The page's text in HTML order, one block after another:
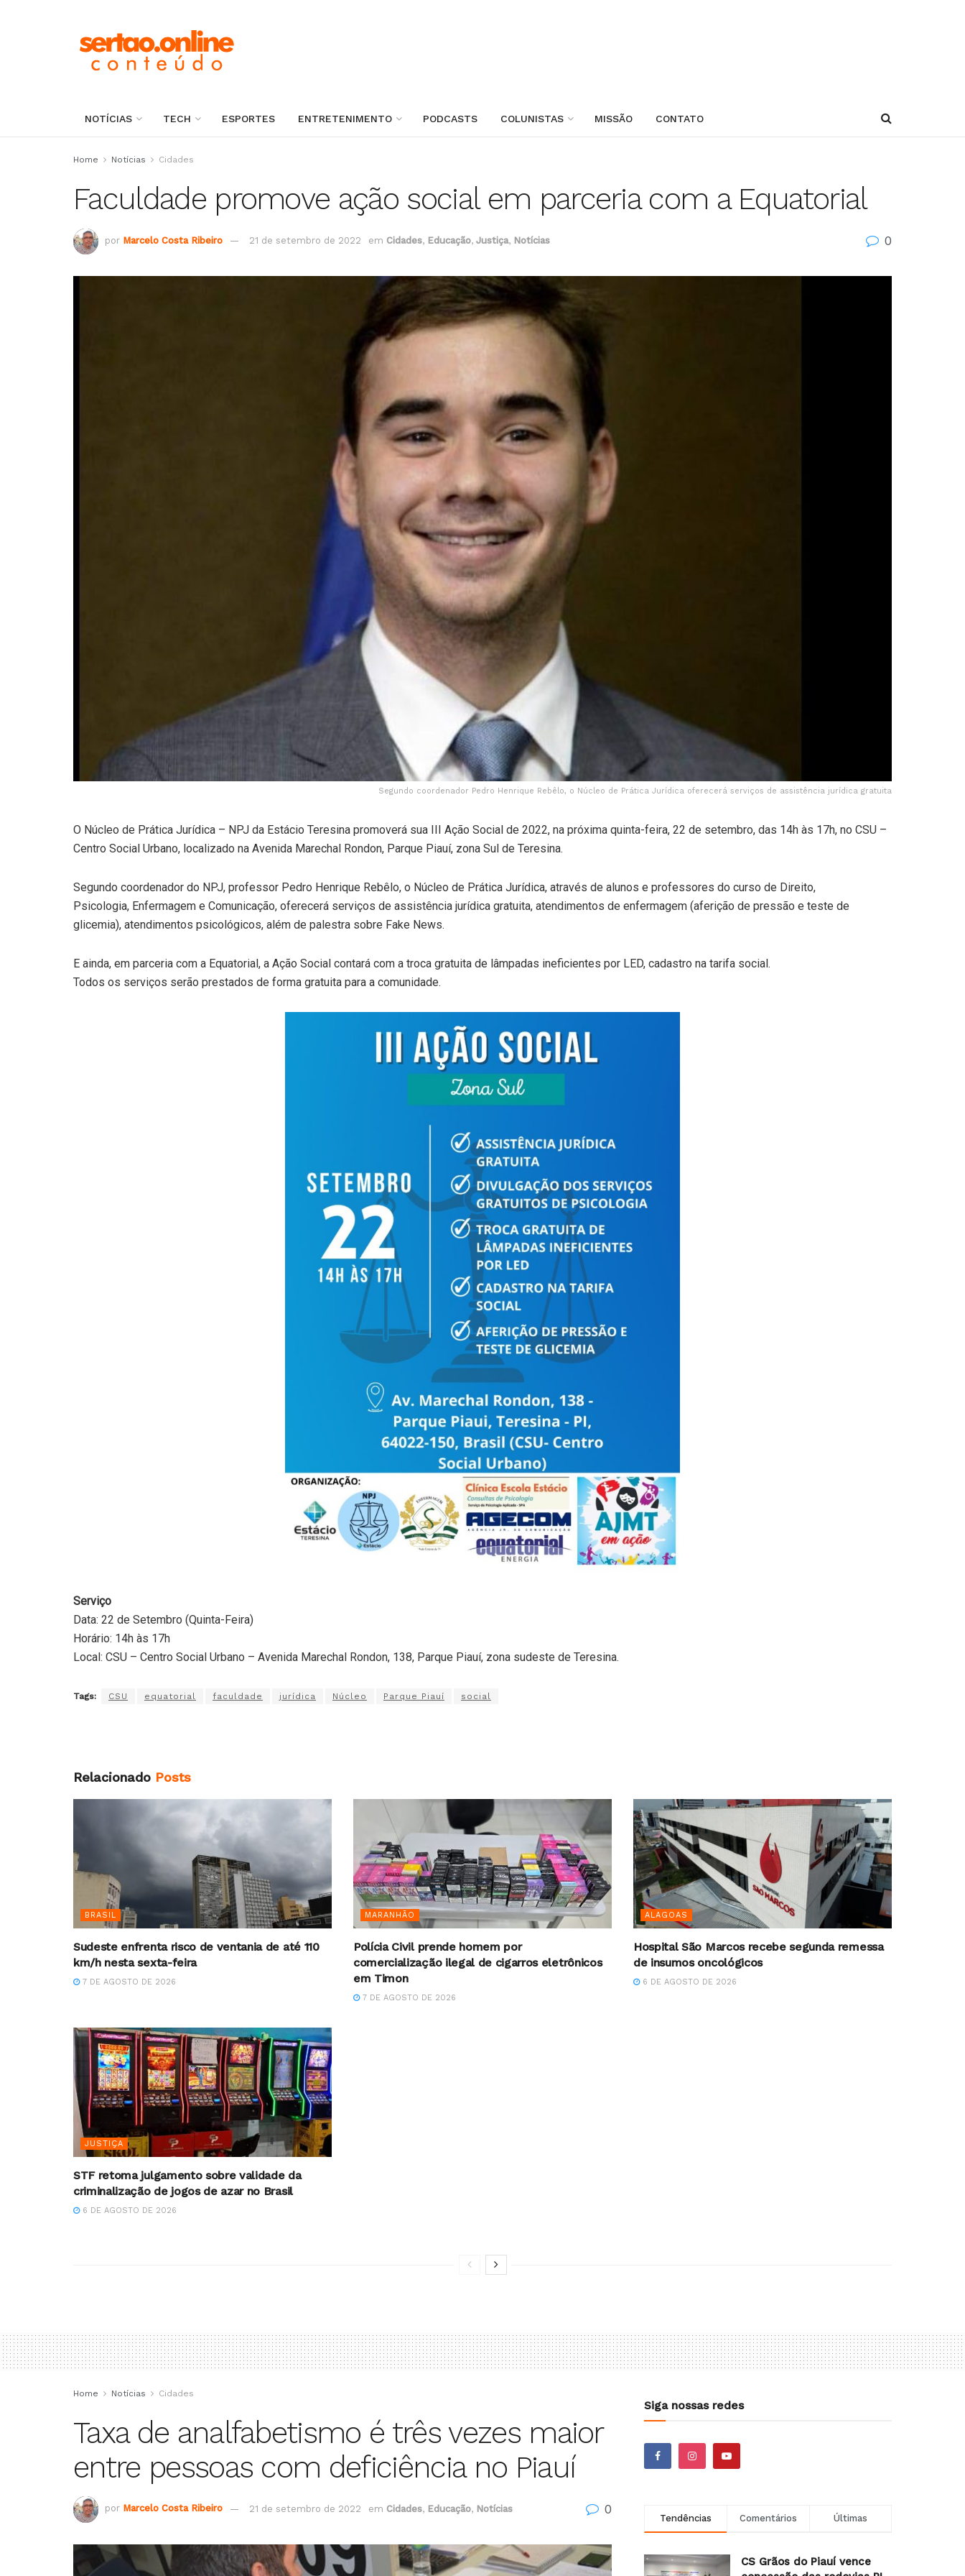
NOTÍCIAS TECH ESPORTES ENTRETENIMENTO PODCASTS COLUNISTAS MISSÃO CONTATO
Home Notícias Cidades
Faculdade promove ação social em parceria com a Equatorial
por Marcelo Costa Ribeiro 21 de setembro de 2022 em Cidades, Educação, Justiça, Notícias 0
Segundo coordenador Pedro Henrique Rebêlo, o Núcleo de Prática Jurídica oferecerá serviços de assistência jurídica gratuita
O Núcleo de Prática Jurídica – NPJ da Estácio Teresina promoverá sua III Ação Social de 2022, na próxima quinta-feira, 22 de setembro, das 14h às 17h, no CSU –
Centro Social Urbano, localizado na Avenida Marechal Rondon, Parque Piauí, zona Sul de Teresina.
Segundo coordenador do NPJ, professor Pedro Henrique Rebêlo, o Núcleo de Prática Jurídica, através de alunos e professores do curso de Direito,
Psicologia, Enfermagem e Comunicação, oferecerá serviços de assistência jurídica gratuita, atendimentos de enfermagem (aferição de pressão e teste de
glicemia), atendimentos psicológicos, além de palestra sobre Fake News.
E ainda, em parceria com a Equatorial, a Ação Social contará com a troca gratuita de lâmpadas ineficientes por LED, cadastro na tarifa social.
Todos os serviços serão prestados de forma gratuita para a comunidade.
Serviço
Data: 22 de Setembro (Quinta-Feira)
Horário: 14h às 17h
Local: CSU – Centro Social Urbano – Avenida Marechal Rondon, 138, Parque Piauí, zona sudeste de Teresina.
Tags: CSU equatorial faculdade jurídica Núcleo Parque Piauí social
Relacionado Posts
BRASIL
Sudeste enfrenta risco de ventania de até 110
km/h nesta sexta-feira
7 DE AGOSTO DE 2026
MARANHÃO
Polícia Civil prende homem por
comercialização ilegal de cigarros eletrônicos
em Timon
7 DE AGOSTO DE 2026
ALAGOAS
Hospital São Marcos recebe segunda remessa
de insumos oncológicos
6 DE AGOSTO DE 2026
JUSTIÇA
STF retoma julgamento sobre validade da
criminalização de jogos de azar no Brasil
6 DE AGOSTO DE 2026
Home Notícias Cidades
Taxa de analfabetismo é três vezes maior
entre pessoas com deficiência no Piauí
por Marcelo Costa Ribeiro 21 de setembro de 2022 em Cidades, Educação, Notícias 0
Siga nossas redes
Tendências Comentários Últimas
CS Grãos do Piauí vence